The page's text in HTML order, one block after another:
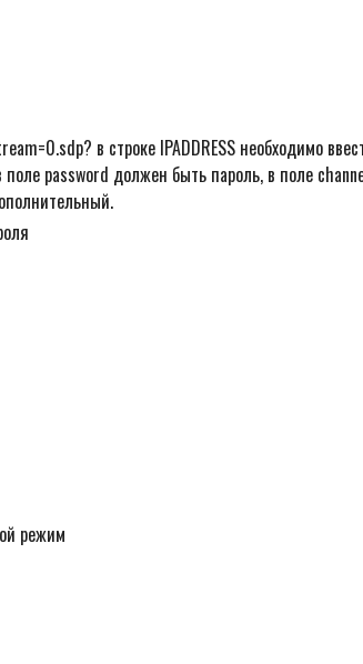
в строке IPADDRESS необходимо
password должен быть пароль, в поле
режим